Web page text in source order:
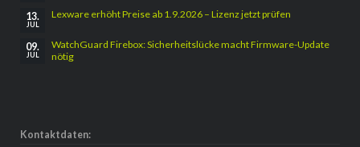
13.
JUL
Lexware erhöht Preise ab 1.9.2026 – Lizenz jetzt prüfen
09.
JUL
WatchGuard Firebox: Sicherheitslücke macht Firmware-Update
nötig
Kontaktdaten: